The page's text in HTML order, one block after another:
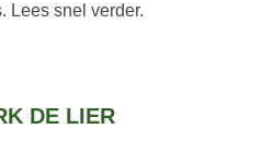
Lees snel verder.
DE LIER